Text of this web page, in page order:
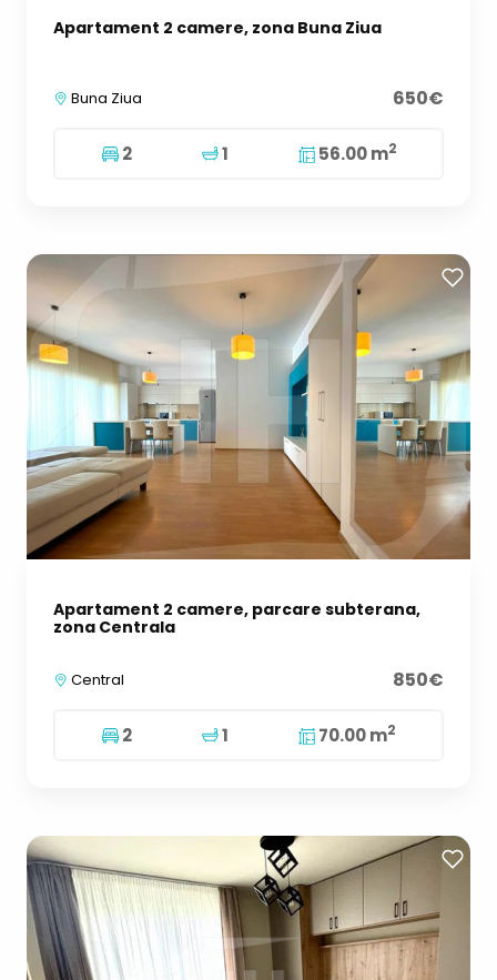
Apartament 2 camere, zona Buna Ziua
Buna Ziua 650€
2 1 56.00 m2
Apartament 2 camere, parcare subterana,
zona Centrala
Central 850€
2 1 70.00 m2